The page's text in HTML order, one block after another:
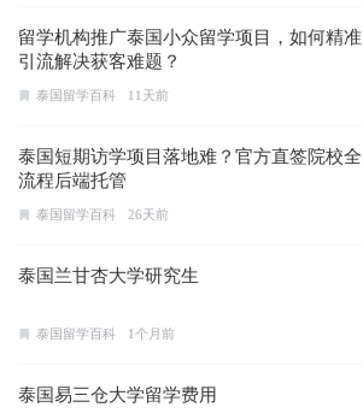
留学机构推广泰国小众留学项目，如何精准
引流解决获客难题？
泰国留学百科 11天前
泰国短期访学项目落地难？官方直签院校全
流程后端托管
泰国留学百科 26天前
泰国兰甘杏大学研究生
泰国留学百科 1个月前
泰国易三仓大学留学费用